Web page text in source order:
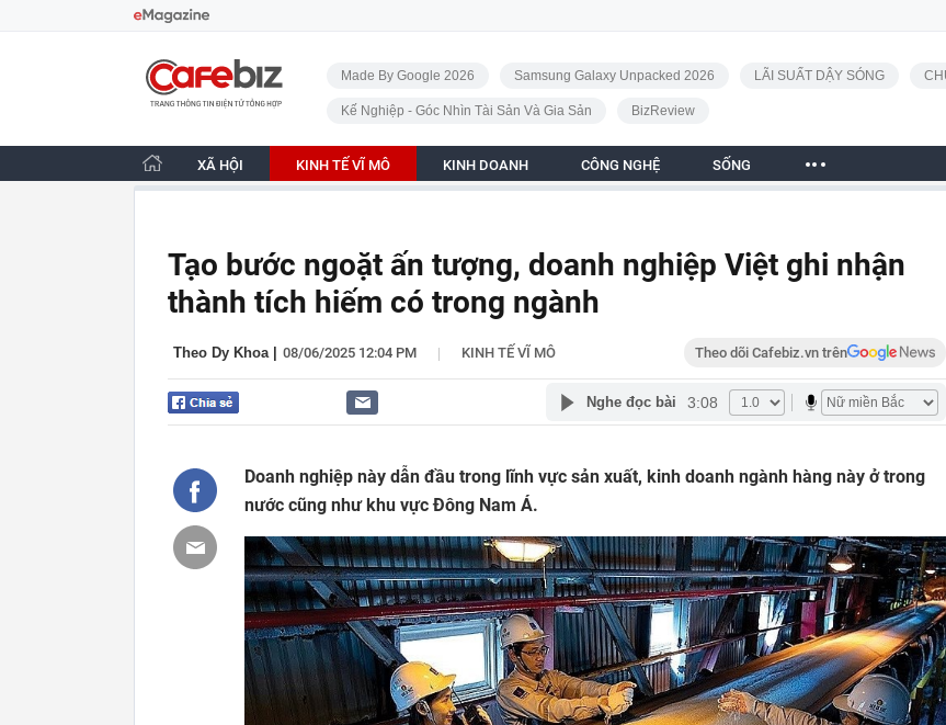
CafeBiz - Trang chủ
Made By Google 2026 Samsung Galaxy Unpacked 2026 LÃI SUẤT DẬY SÓNG
Kế Nghiệp - Góc Nhìn Tài Sản Và Gia Sản BizReview
XÃ HỘI KINH TẾ VĨ MÔ KINH DOANH CÔNG NGHỆ SỐNG
Tạo bước ngoặt ấn tượng, doanh nghiệp Việt ghi nhận
thành tích hiếm có trong ngành
Theo Dy Khoa| 08/06/2025 12:04 PM | KINH TẾ VĨ MÔ Theo dõi Cafebiz.vn trên
Nghe đọc bài 3:08
Doanh nghiệp này dẫn đầu trong lĩnh vực sản xuất, kinh doanh ngành hàng này ở trong
nước cũng như khu vực Đông Nam Á.